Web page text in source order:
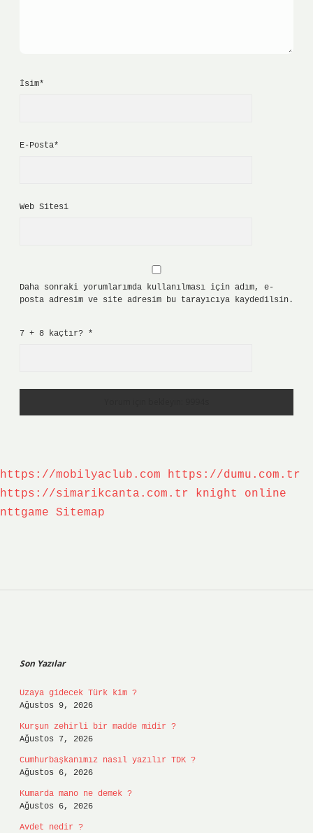
İsim*
E-Posta*
Web Sitesi
Daha sonraki yorumlarımda kullanılması için adım, e-
posta adresim ve site adresim bu tarayıcıya kaydedilsin.
7 + 8 kaçtır? *
https://mobilyaclub.com
https://dumu.com.tr
https://simarikcanta.com.tr
knight online
nttgame
Sitemap
Son Yazılar
Uzaya gidecek Türk kim ?
Ağustos 9, 2026
Kurşun zehirli bir madde midir ?
Ağustos 7, 2026
Cumhurbaşkanımız nasıl yazılır TDK ?
Ağustos 6, 2026
Kumarda mano ne demek ?
Ağustos 6, 2026
Avdet nedir ?